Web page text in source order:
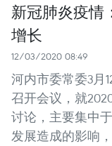
新冠肺炎疫情
增长
12/03/2020 08:49
河内市委常委3月
召开会议，就
讨论，主要集中
发展造成的影响